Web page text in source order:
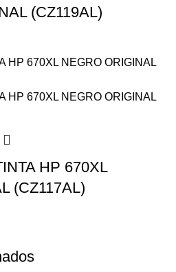
(CZ119AL)
HP 670XL
(CZ117AL)